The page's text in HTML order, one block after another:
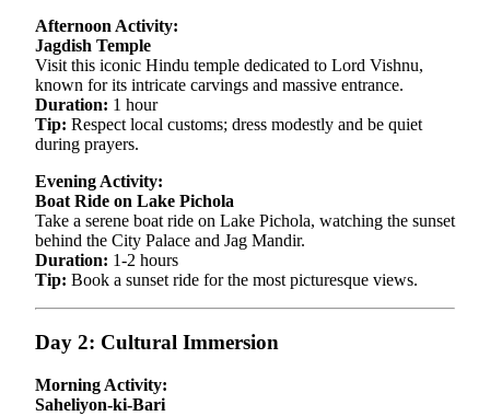
Afternoon Activity:
Jagdish Temple
Visit this iconic Hindu temple dedicated to Lord Vishnu,
known for its intricate carvings and massive entrance.
Duration: 1 hour
Tip: Respect local customs; dress modestly and be quiet
during prayers.
Evening Activity:
Boat Ride on Lake Pichola
Take a serene boat ride on Lake Pichola, watching the sunset
behind the City Palace and Jag Mandir.
Duration: 1-2 hours
Tip: Book a sunset ride for the most picturesque views.
Day 2: Cultural Immersion
Morning Activity:
Saheliyon-ki-Bari